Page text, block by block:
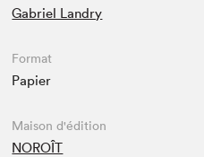
Gabriel Landry
Format
Papier
Maison d'édition
NOROÎT